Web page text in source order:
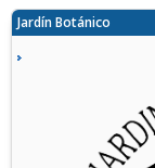
Jardín Botánico